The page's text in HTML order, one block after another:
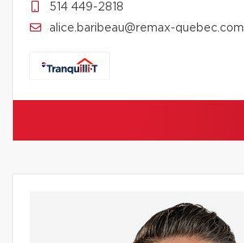
514 449-2818
alice.baribeau@remax-quebec.com